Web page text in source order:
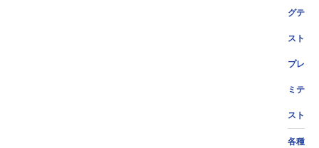
グテ
スト
プレ
ミテ
スト
各種